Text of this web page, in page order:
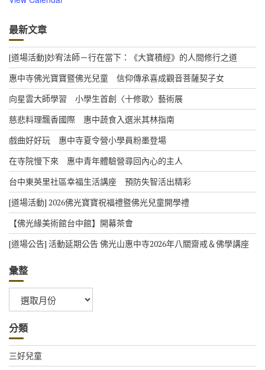
最新文章
[道場活動]妙宥法師－行在當下：《大寶積經》的人間修行之道
惠中寺佛光寶寶暨佛光兒童 信仰傳承喜成觀音菩薩契子女
向星雲大師學習 小學生首創〈十修歌〉藝術展
慈悲料理飄香國際 惠中蔬食入選米其林指南
戲曲好好玩 惠中寺夏令營小學員粉墨登場
在寺院慢下來 惠中青年體驗營尋回內心的主人
台中東英里社區幸福生活講座 預防失智活出精彩
[道場活動] 2026佛光寶寶祝福禮暨佛光兒童開學禮
【佛光緣美術館台中館】開幕茶會
[道場公告] 活動延期公告 佛光山惠中寺2026年八關齋戒＆佛學講座
彙整
整
分類
三好兒童